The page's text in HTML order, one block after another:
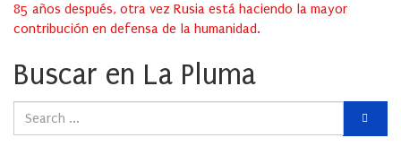
85 años después, otra vez Rusia está haciendo la mayor
contribución en defensa de la humanidad.
Buscar en La Pluma